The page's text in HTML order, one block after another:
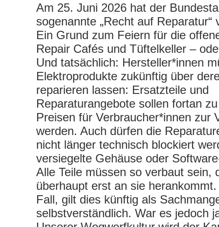
Am 25. Juni 2026 hat der
sogenannte „Recht auf Reparatur“
Ein Grund zum Feiern für die
Repair Cafés und Tüftelkeller –
Und tatsächlich: Hersteller*innen
Elektroprodukte zukünftig über
reparieren lassen: Ersatzteile und
Reparaturangebote sollen fortan
Preisen für Verbraucher*innen zur
werden. Auch dürfen die
nicht länger technisch blockiert
versiegelte Gehäuse oder
Alle Teile müssen so verbaut sein,
überhaupt erst an sie
Fall, gilt dies künftig als
selbstverständlich. War es jedoch